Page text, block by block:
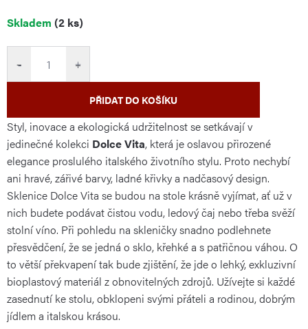
Měrná
Skladem (2 ks)
+
−
PŘIDAT DO KOŠÍKU
Styl, inovace a ekologická udržitelnost se setkávají v
jedinečné kolekci Dolce Vita, která je oslavou přirozené
elegance proslulého italského životního stylu. Proto nechybí
ani hravé, zářivé barvy, ladné křivky a nadčasový design.
Sklenice Dolce Vita se budou na stole krásně vyjímat, ať už v
nich budete podávat čistou vodu, ledový čaj nebo třeba svěží
stolní víno. Při pohledu na skleničky snadno podlehnete
přesvědčení, že se jedná o sklo, křehké a s patřičnou váhou. O
to větší překvapení tak bude zjištění, že jde o lehký, exkluzivní
bioplastový materiál z obnovitelných zdrojů. Užívejte si každé
zasednutí ke stolu, obklopeni svými přáteli a rodinou, dobrým
jídlem a italskou krásou.